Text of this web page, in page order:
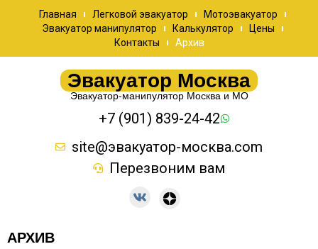
Главная Легковой эвакуатор
Мотоэвакуатор
Эвакуатор манипулятор
Калькулятор
Цены
Контакты
Архив
Эвакуатор Москва
Эвакуатор-манипулятор Москва и МО
+7 (901) 839-24-42
site@эвакуатор-москва.com
Перезвоним вам
АРХИВ